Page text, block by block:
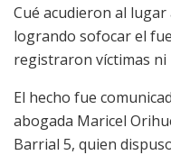
Cué acudieron al
logrando sofocar el
registraron víctimas ni
El hecho fue
abogada Maricel
Barrial 5, quien